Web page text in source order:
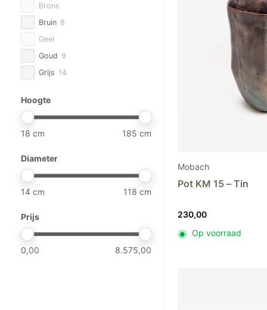
Taschen
Trudon
VBK
Versmissen
Abhika
Domani
Élitis
Guaxs
Brons
Bruin 8
Geel
Goud 9
Grijs 14
Oranje
Rood
Roze
Wit
Zilver
Hoogte
18 185
Diameter
14 118
Prijs
0,00 8.575,00
Mobach
Pot KM 15 – Tin
230,00
Op voorraad